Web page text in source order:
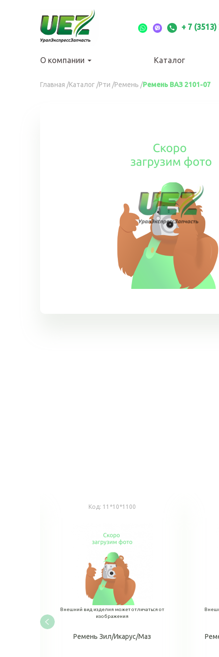
содержанию
+ 7
О компании Каталог
Главная /Каталог /Рти /Ремень /Ремень ВАЗ 2101-07
Код: 11*10*1100
Внешний вид изделия может отличаться от
изображения
Ремень Зил/Икарус/Маз